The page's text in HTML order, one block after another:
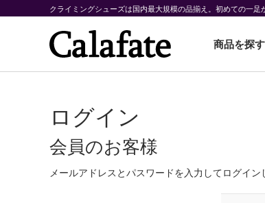
クライミングシューズは国内最大規模の品揃え。初めての一
商品を探す
ログイン
会員のお客様
メールアドレスとパスワードを入力してログイン